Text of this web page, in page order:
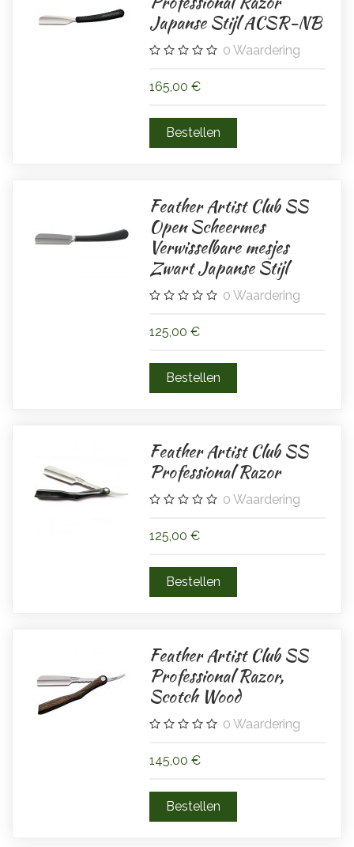
Japanse Stijl ACSR-NB
0 Waardering
165,00 €
Feather Artist Club SS
Open Scheermes
Verwisselbare mesjes
Zwart Japanse Stijl
0 Waardering
125,00 €
Feather Artist Club SS
Professional Razor
0 Waardering
125,00 €
Feather Artist Club SS
Professional Razor,
Scotch Wood
0 Waardering
145,00 €